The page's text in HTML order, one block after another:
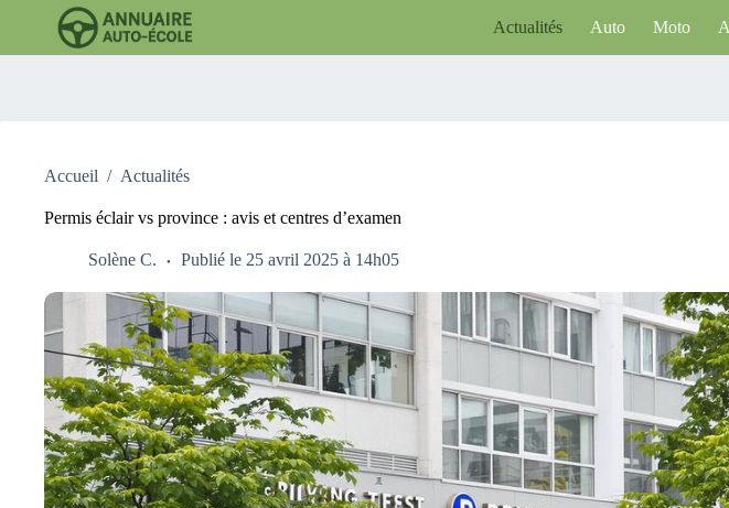
Actualités Auto Moto
Accueil / Actualités
Permis éclair vs province : avis et centres d’examen
Solène C. Publié le 25 avril 2025 à 14h05